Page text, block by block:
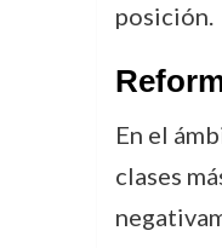
posición.
En el
clases